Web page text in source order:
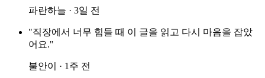
파란하늘 · 3일 전
"직장에서 너무 힘들 때 이 글을 읽고 다시 마음을 잡았
어요."
불안이 · 1주 전